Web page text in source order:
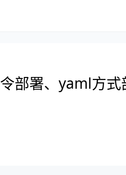
部署、yaml方式